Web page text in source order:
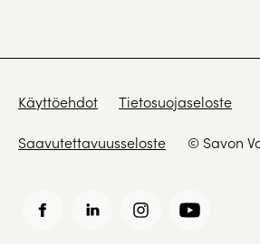
Käyttöehdot Tietosuojaseloste
Saavutettavuusseloste © Savon